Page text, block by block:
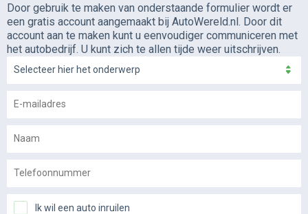
Door gebruik te maken van onderstaande formulier wordt er
een gratis account aangemaakt bij AutoWereld.nl. Door dit
account aan te maken kunt u eenvoudiger communiceren met
het autobedrijf. U kunt zich te allen tijde weer uitschrijven.
Selecteer hier het onderwerp
Ik wil een auto inruilen